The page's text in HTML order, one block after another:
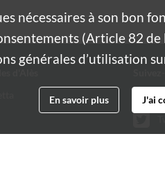
nécessaires à son bon
(Article 82
générales d’utilisation
En savoir plus J'ai